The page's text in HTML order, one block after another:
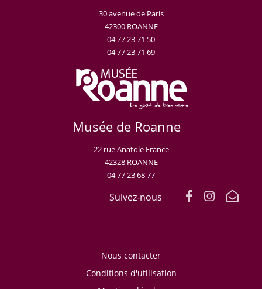
30 avenue de Paris
42300 ROANNE
04 77 23 71 50
04 77 23 71 69
Musée de Roanne
22 rue Anatole France
42328 ROANNE
04 77 23 68 77
Suivez-nous
Nous contacter
Conditions d'utilisation